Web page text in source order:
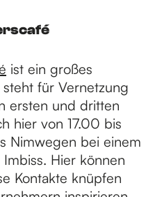
ist ein großes
für Vernetzung
ersten und dritten
hier von 17.00 bis
Nimwegen bei einem
Hier können
Kontakte knüpfen